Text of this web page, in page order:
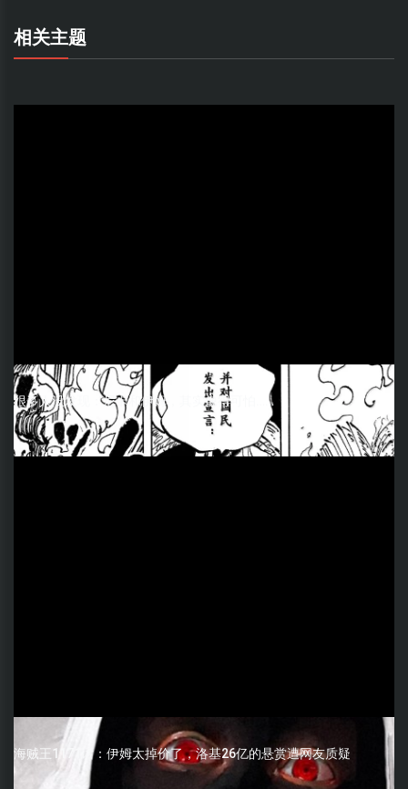
相关主题
很多人没发现：尼卡和伊姆，其实像得可怕……
海贼王1171话：伊姆太掉价了，洛基26亿的悬赏遭网友质疑